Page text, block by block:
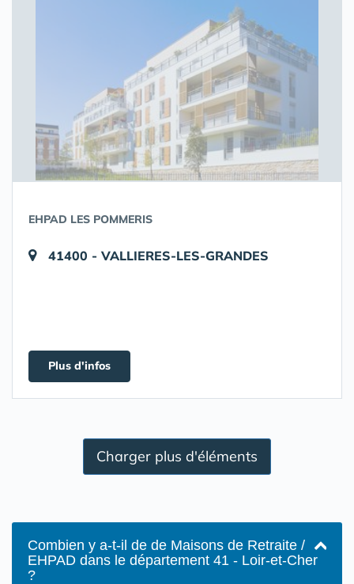
EHPAD LES POMMERIS
41400 - VALLIERES-LES-GRANDES
Plus d'infos
Charger plus d'éléments
Combien y a-t-il de de Maisons de Retraite /
EHPAD dans le département 41 - Loir-et-Cher
?